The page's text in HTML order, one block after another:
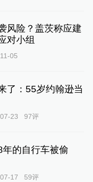
风险？盖茨称应建
对小组
05
了：55岁约翰逊当
23 97评
的自行车被偷
17 59评